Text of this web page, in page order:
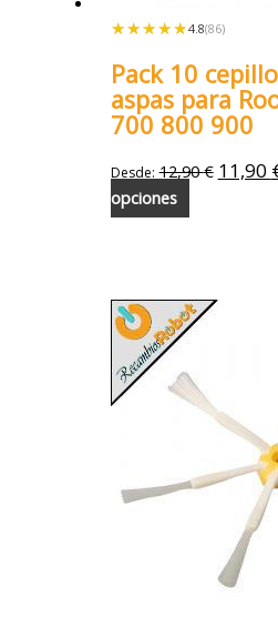
★★★★★
★★★★★ 4.8(86)
Pack 10
aspas para
700 800 900
Desde: 12,90€ 11,90
opciones